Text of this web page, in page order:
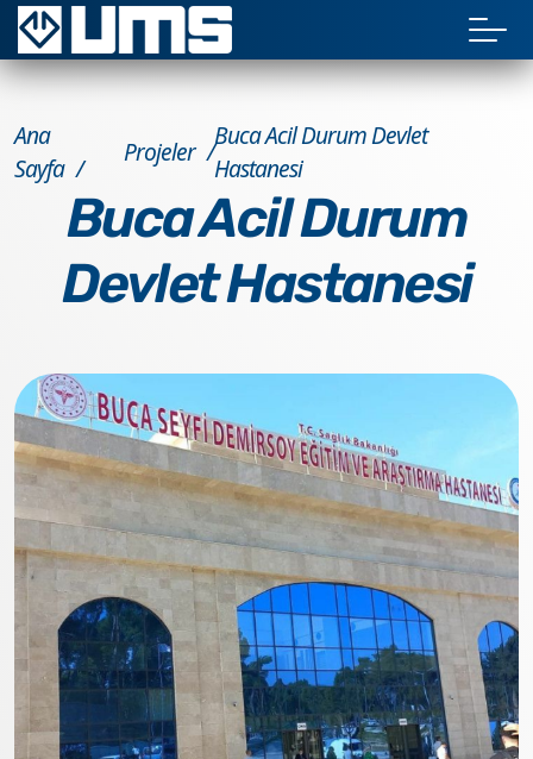
Ana
Sayfa
Projeler
Buca Acil Durum Devlet
Hastanesi
Buca Acil Durum
Devlet Hastanesi